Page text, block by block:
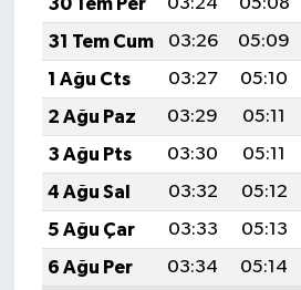
30 Tem Per
03:24 05:08
31 Tem Cum
03:26 05:09
1 Ağu Cts
03:27 05:10
2 Ağu Paz
03:29 05:11
3 Ağu Pts
03:30 05:11
4 Ağu Sal
03:32 05:12
5 Ağu Çar
03:33 05:13
6 Ağu Per
03:34 05:14
POLİTİKA
Sağlık
SİYASET
SPOR HABERLERİ
TEKNOLOJİ